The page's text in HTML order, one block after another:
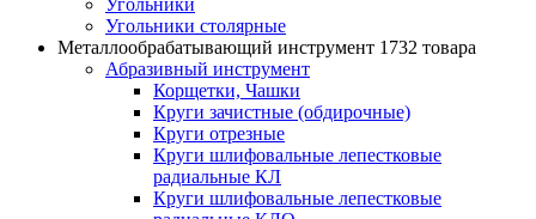
Угольники
Угольники столярные
Металлообрабатывающий инструмент 1732 товара
Абразивный инструмент
Корщетки, Чашки
Круги зачистные (обдирочные)
Круги отрезные
Круги шлифовальные лепестковые
радиальные КЛ
Круги шлифовальные лепестковые